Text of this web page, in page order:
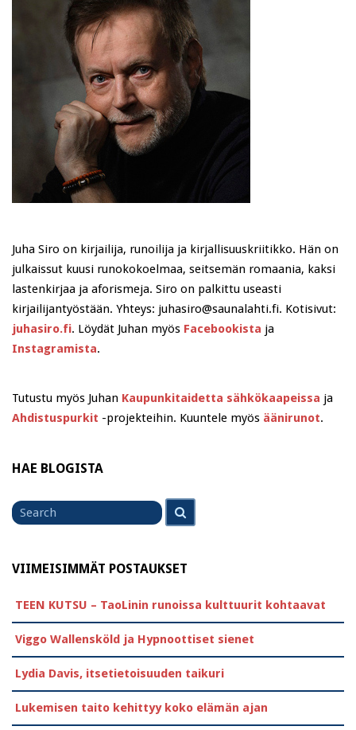
Juha Siro on kirjailija, runoilija ja kirjallisuuskriitikko. Hän on
julkaissut kuusi runokokoelmaa, seitsemän romaania, kaksi
lastenkirjaa ja aforismeja. Siro on palkittu useasti
kirjailijantyöstään. Yhteys: juhasiro@saunalahti.fi. Kotisivut:
juhasiro.fi. Löydät Juhan myös Facebookista ja
Instagramista.
Tutustu myös Juhan Kaupunkitaidetta sähkökaapeissa ja
Ahdistuspurkit -projekteihin. Kuuntele myös äänirunot.
HAE BLOGISTA
Search
for
VIIMEISIMMÄT POSTAUKSET
TEEN KUTSU – TaoLinin runoissa kulttuurit kohtaavat
Viggo Wallensköld ja Hypnoottiset sienet
Lydia Davis, itsetietoisuuden taikuri
Lukemisen taito kehittyy koko elämän ajan